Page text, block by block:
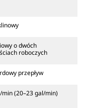
o dwóch
roboczych
przepływ
min (20–23 gal/min)